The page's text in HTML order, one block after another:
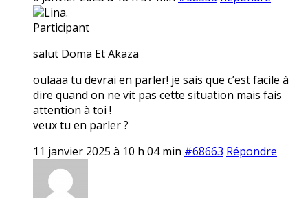
Lina.
Participant
salut Doma Et Akaza
oulaaa tu devrai en parler! je sais que c’est facile à
dire quand on ne vit pas cette situation mais fais
attention à toi !
veux tu en parler ?
11 janvier 2025 à 10 h 04 min #68663 Répondre